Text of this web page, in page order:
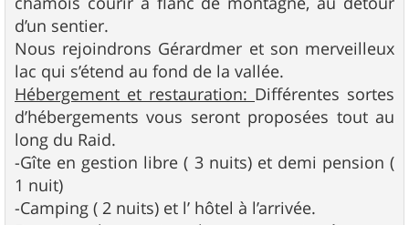
d’un sentier.
Nous rejoindrons Gérardmer et son merveilleux
lac qui s’étend au fond de la vallée.
Hébergement et restauration: Différentes sortes
d’hébergements vous seront proposées tout au
long du Raid.
-Gîte en gestion libre ( 3 nuits) et demi pension (
1 nuit)
-Camping ( 2 nuits) et l’ hôtel à l’arrivée.